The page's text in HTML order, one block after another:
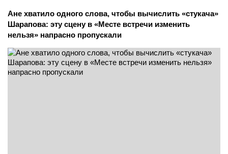
Ане хватило одного слова, чтобы вычислить «стукача»
Шарапова: эту сцену в «Месте встречи изменить
нельзя» напрасно пропускали